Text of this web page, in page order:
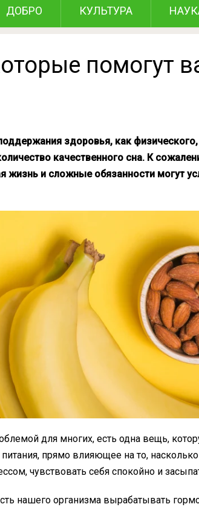
ДОБРО КУЛЬТУРА
помогут
здоровья, как физического,
качественного сна. К
жизнь и сложные обязанности могут
для многих, есть одна вещь,
прямо влияющее на то,
чувствовать себя спокойно и
нашего организма вырабатывать